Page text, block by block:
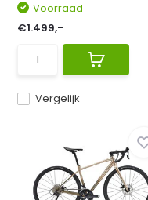
Vergelijk
Voorraad
€1.499,-